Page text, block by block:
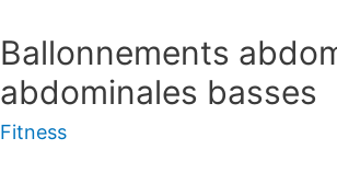
Ballonnements
abdominales basses
Fitness